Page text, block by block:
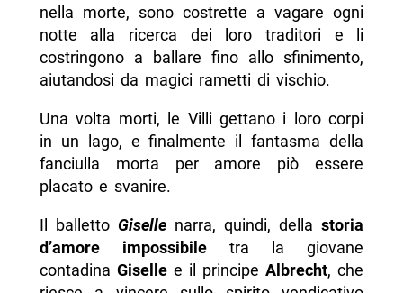
nella morte, sono costrette a vagare ogni
notte alla ricerca dei loro traditori e li
costringono a ballare fino allo sfinimento,
aiutandosi da magici rametti di vischio.
Una volta morti, le Villi gettano i loro corpi
in un lago, e finalmente il fantasma della
fanciulla morta per amore piò essere
placato e svanire.
Il balletto Gisellenarra, quindi, dellastoria
d’amore impossibiletra la giovane
contadina Gisellee il principeAlbrecht, che